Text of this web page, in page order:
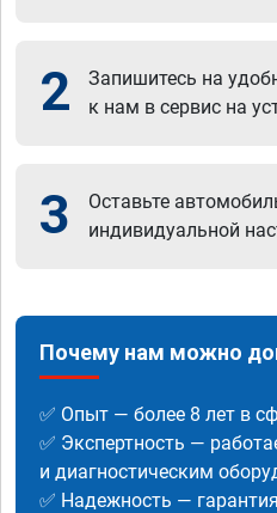
2
Запишитесь на
к нам в сервис на
3
Оставьте
индивидуальной
Почему нам можно
✅ Опыт — более 8 лет в
✅ Экспертность —
и диагностическим
✅ Надежность —